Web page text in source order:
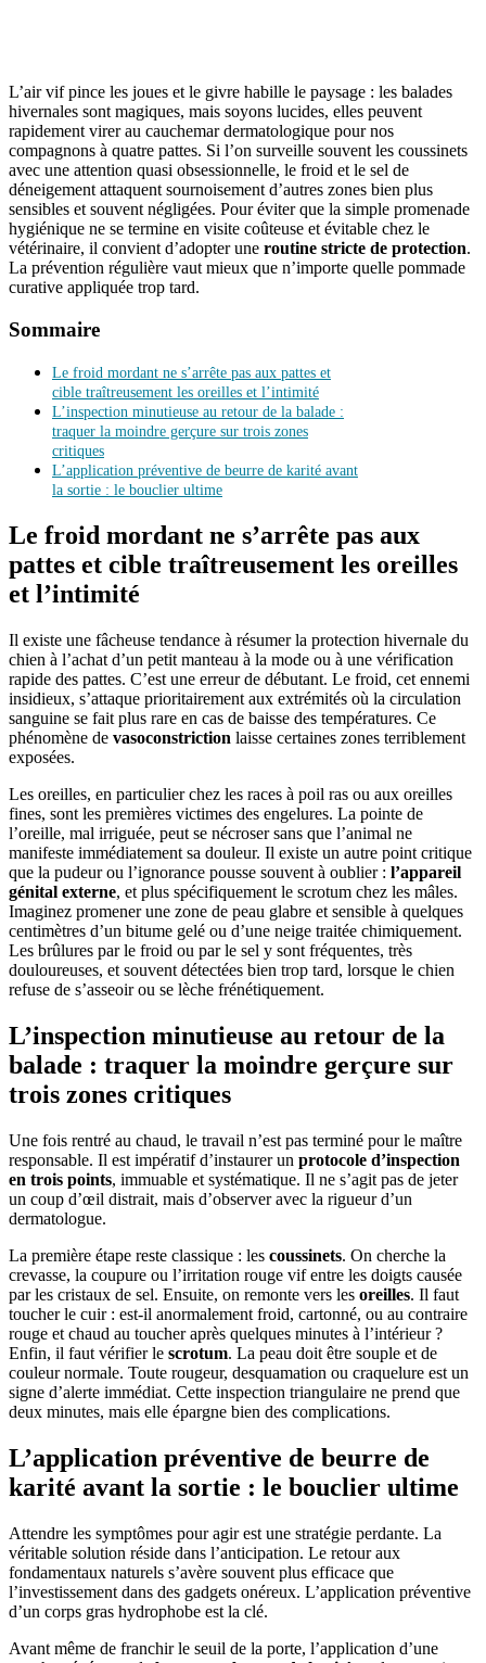
L’air vif pince les joues et le givre habille le paysage : les balades
hivernales sont magiques, mais soyons lucides, elles peuvent
rapidement virer au cauchemar dermatologique pour nos
compagnons à quatre pattes. Si l’on surveille souvent les coussinets
avec une attention quasi obsessionnelle, le froid et le sel de
déneigement attaquent sournoisement d’autres zones bien plus
sensibles et souvent négligées. Pour éviter que la simple promenade
hygiénique ne se termine en visite coûteuse et évitable chez le
vétérinaire, il convient d’adopter une routine stricte de protection.
La prévention régulière vaut mieux que n’importe quelle pommade
curative appliquée trop tard.
Sommaire
Le froid mordant ne s’arrête pas aux pattes et
cible traîtreusement les oreilles et l’intimité
L’inspection minutieuse au retour de la balade :
traquer la moindre gerçure sur trois zones
critiques
L’application préventive de beurre de karité avant
la sortie : le bouclier ultime
Le froid mordant ne s’arrête pas aux
pattes et cible traîtreusement les oreilles
et l’intimité
Il existe une fâcheuse tendance à résumer la protection hivernale du
chien à l’achat d’un petit manteau à la mode ou à une vérification
rapide des pattes. C’est une erreur de débutant. Le froid, cet ennemi
insidieux, s’attaque prioritairement aux extrémités où la circulation
sanguine se fait plus rare en cas de baisse des températures. Ce
phénomène de vasoconstriction laisse certaines zones terriblement
exposées.
Les oreilles, en particulier chez les races à poil ras ou aux oreilles
fines, sont les premières victimes des engelures. La pointe de
l’oreille, mal irriguée, peut se nécroser sans que l’animal ne
manifeste immédiatement sa douleur. Il existe un autre point critique
que la pudeur ou l’ignorance pousse souvent à oublier : l’appareil
génital externe, et plus spécifiquement le scrotum chez les mâles.
Imaginez promener une zone de peau glabre et sensible à quelques
centimètres d’un bitume gelé ou d’une neige traitée chimiquement.
Les brûlures par le froid ou par le sel y sont fréquentes, très
douloureuses, et souvent détectées bien trop tard, lorsque le chien
refuse de s’asseoir ou se lèche frénétiquement.
L’inspection minutieuse au retour de la
balade : traquer la moindre gerçure sur
trois zones critiques
Une fois rentré au chaud, le travail n’est pas terminé pour le maître
responsable. Il est impératif d’instaurer un protocole d’inspection
en trois points, immuable et systématique. Il ne s’agit pas de jeter
un coup d’œil distrait, mais d’observer avec la rigueur d’un
dermatologue.
La première étape reste classique : les coussinets. On cherche la
crevasse, la coupure ou l’irritation rouge vif entre les doigts causée
par les cristaux de sel. Ensuite, on remonte vers les oreilles. Il faut
toucher le cuir : est-il anormalement froid, cartonné, ou au contraire
rouge et chaud au toucher après quelques minutes à l’intérieur ?
Enfin, il faut vérifier le scrotum. La peau doit être souple et de
couleur normale. Toute rougeur, desquamation ou craquelure est un
signe d’alerte immédiat. Cette inspection triangulaire ne prend que
deux minutes, mais elle épargne bien des complications.
L’application préventive de beurre de
karité avant la sortie : le bouclier ultime
Attendre les symptômes pour agir est une stratégie perdante. La
véritable solution réside dans l’anticipation. Le retour aux
fondamentaux naturels s’avère souvent plus efficace que
l’investissement dans des gadgets onéreux. L’application préventive
d’un corps gras hydrophobe est la clé.
Avant même de franchir le seuil de la porte, l’application d’une